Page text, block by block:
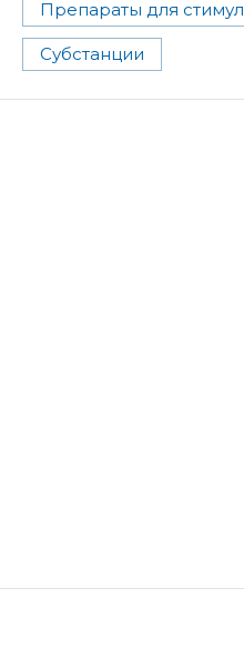
Препараты для
Субстанции